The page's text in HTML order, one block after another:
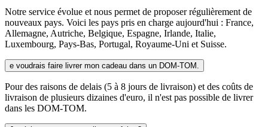
Notre service évolue et nous permet de proposer régulièrement de
nouveaux pays. Voici les pays pris en charge aujourd'hui : France,
Allemagne, Autriche, Belgique, Espagne, Irlande, Italie,
Luxembourg, Pays-Bas, Portugal, Royaume-Uni et Suisse.
e voudrais faire livrer mon cadeau dans un DOM-TOM.
Pour des raisons de delais (5 à 8 jours de livraison) et des coûts de
livraison de plusieurs dizaines d'euro, il n'est pas possible de livrer
dans les DOM-TOM.